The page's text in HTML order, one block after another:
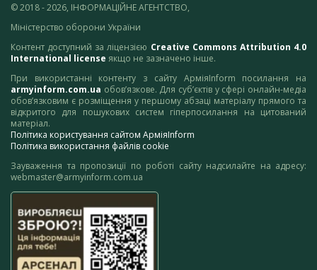
© 2018 - 2026, ІНФОРМАЦІЙНЕ АГЕНТСТВО,
Міністерство оборони України
Контент доступний за ліцензією Creative Commons Attribution 4.0
International license якщо не зазначено інше.
При використанні контенту з сайту АрміяInform посилання на
armyinform.com.ua обов’язкове. Для суб’єктів у сфері онлайн-медіа
обов’язковим є розміщення у першому абзаці матеріалу прямого та
відкритого для пошукових систем гіперпосилання на цитований
матеріал.
Політика користування сайтом АрміяInform
Політика використання файлів cookie
Зауваження та пропозиції по роботі сайту надсилайте на адресу:
webmaster@armyinform.com.ua